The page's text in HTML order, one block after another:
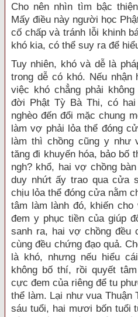
Cho nên nhìn tìm bậc
Mấy điều này người học
cố chấp và tránh lỗi khinh
khó kia, có thể suy ra để
Tuy nhiên, khó và dễ là
trong dễ có khó. Nếu
việc khó chẳng phải
đời Phật Tỳ Bà Thi, có
nghèo đến đổi mặc chung
làm vợ phải lỏa thể đóng
làm thì chồng cũng y như
tăng đi khuyến hóa, bảo bố
ngh? khổ, hai vợ chồng
duy nhứt ấy trao qua cửa
chịu lỏa thể đóng cửa nằm
tâm làm lành đó, khiến
đem y phục tiền của giúp
sanh ra, hai vợ chồng đều
cùng đều chứng đạo quả.
là khó, nhưng nếu hiểu
không bố thí, rồi quyết
cực đem của riêng để tu
thể làm. Lại như vua Thuận
sáu tuổi, hai mươi bốn tuổi